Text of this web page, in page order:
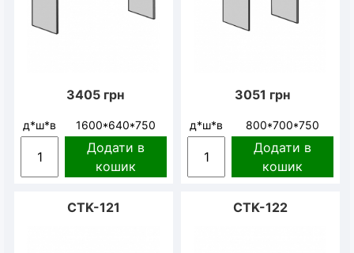
3405 грн
д*ш*в 1600*640*750
Додати в
кошик
3051 грн
д*ш*в 800*700*750
Додати в
кошик
CTK-121 CTK-122